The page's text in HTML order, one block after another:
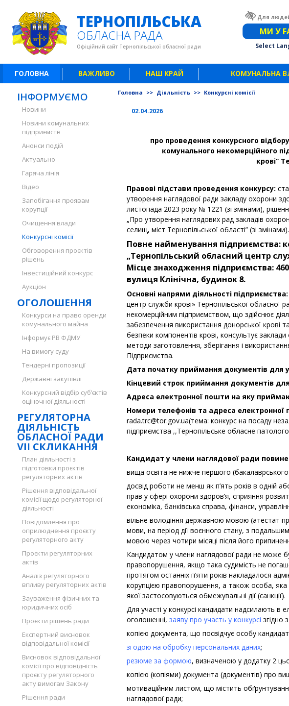
ТЕРНОПІЛЬСЬКА
ОБЛАСНА РАДА
Офіційний сайт Тернопільської обласної ради
Для
МИ У
Select
ГОЛОВНА ВАЖЛИВО НАШ КРАЙ КОМУНАЛЬНА
ІНФОРМУЄМО
Новини
Новини комунальних
підприємств
Анонси подій
Актуально
Гаряча лінія
Відео
Запобігання проявам
корупції
Очищення влади
Конкурсні комісії
Обговорення проєктів
рішень
Інвестиційний конкурс
Аукціон
ОГОЛОШЕННЯ
Конкурси на право оренди
комунального майна
Інформує РВ ФДМУ
На вимогу суду
Тендерні пропозиції
Державні закупівлі
Конкурсний відбір суб’єктів
оціночної діяльності
РЕГУЛЯТОРНА
ДІЯЛЬНІСТЬ
ОБЛАСНОЇ РАДИ
VII СКЛИКАННЯ
План діяльності з
підготовки проєктів
регуляторних актів
Рішення відповідальної
комісії щодо регуляторної
діяльності
Повідомлення про
оприлюднення проєкту
регуляторного акту
Проєкти регуляторних
актів
Аналіз регуляторного
впливу регуляторних актів
Зауваження фізичних та
юридичних осіб
Проєкти рішень ради
Експертний висновок
відповідальної комісії
Висновок відповідальної
комісії про відповідність
проєкту регуляторного
акту вимогам Закону
Рішення ради
Головна >> Діяльність >> Конкурсні комісії
02.04.2026
про проведення конкурсного
комунального некомерційного
крові”
Правові підстави проведення конкурсу:
утворення наглядової ради закладу охорони
листопада 2023 року № 1221 (зі змінами),
„Про утворення наглядових рад закладів
селищ, міст Тернопільської області” (зі змінами).
Повне найменування підприємства:
„Тернопільський обласний центр
Місце знаходження підприємства:
вулиця Клінічна, будинок 8.
Основні напрями діяльності підприємства:
центр служби крові» Тернопільської
некомерційним підприємством, що здійснює
забезпечення використання донорської крові
безпеки компонентів крові, консультує
методи заготовлення, зберігання і
Підприємства.
Дата початку приймання документів для
Кінцевий строк приймання документів для
Адреса електронної пошти на яку
Номери телефонів та адреса
rada.trc@tor.gov.ua(тема: конкурс на посаду
підприємства ,,Тернопільське обласне
Кандидат у члени наглядової ради
вища освіта не нижче першого
досвід роботи не менш як п’ять років в одній
прав у сфері охорони здоров’я, сприяння
економіка, банківська справа, фінанси,
вільне володіння державною мовою (атестат
мови, на період дії воєнного стану, з
мовою через чотири місяці після його
Кандидатом у члени наглядової ради не може
правопорушення, якщо така судимість не
протягом останніх п’яти років накладалося
корупцією правопорушення, а також особа, яка
якої застосовуються обмежувальні дії (санкції).
Для участі у конкурсі кандидати надсилають в
оголошенні, заяву про участь у конкурсі згідно
копією документа, що посвідчує особу
згодою на обробку персональних даних;
резюме за формою, визначеною у додатку 2
копією (копіями) документа (документів) про
мотиваційним листом, що містить
наглядової ради;